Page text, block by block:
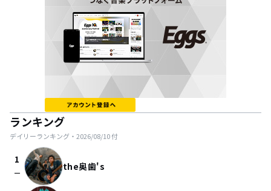
ランキング
デイリーランキング・ 2026/08/10付
1
check_indeterminate_small the奥歯's